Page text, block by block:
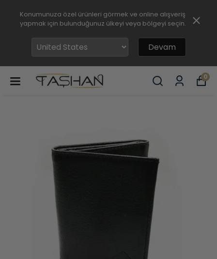
Konumunuza özel ürünleri görmek ve online alışveriş
yapmak için bulunduğunuz ülkeyi veya bölgeyi seçin.
Devam
0